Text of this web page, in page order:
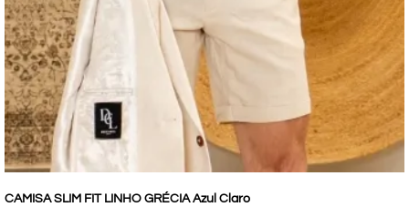
CAMISA SLIM FIT LINHO GRÉCIA Azul Claro